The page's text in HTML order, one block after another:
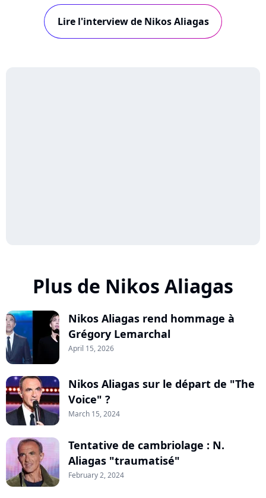
Aujourd'hui, nous recevons Nikos Aliagas,
animateur de l'émission "Sortez du cadre" sur
Europe 1. Chaque semaine, Nikos Aliagas y
Lire l'interview de Nikos Aliagas
Plus de Nikos Aliagas
Nikos Aliagas rend hommage à
Grégory Lemarchal
April 15, 2026
Nikos Aliagas sur le départ de "The
Voice" ?
March 15, 2024
Tentative de cambriolage : N.
Aliagas "traumatisé"
February 2, 2024